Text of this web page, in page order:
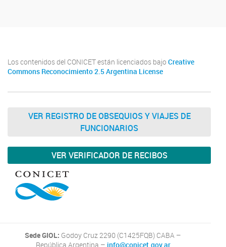
Los contenidos del CONICET están licenciados bajo Creative
Commons Reconocimiento 2.5 Argentina License
VER REGISTRO DE OBSEQUIOS Y VIAJES DE
FUNCIONARIOS
VER VERIFICADOR DE RECIBOS
Sede GIOL: Godoy Cruz 2290 (C1425FQB) CABA –
República Argentina – info@conicet.gov.ar